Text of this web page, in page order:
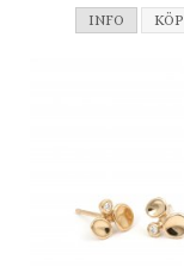
INFO KÖP